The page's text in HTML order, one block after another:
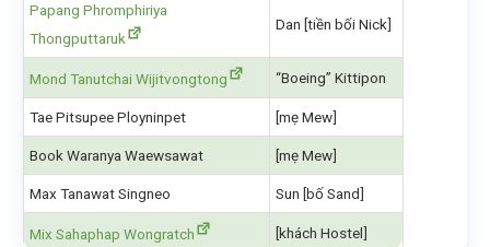
Papang Phromphiriya
Thongputtaruk
Dan [tiền bối Nick]
Mond Tanutchai Wijitvongtong “Boeing” Kittipon
Tae Pitsupee Ployninpet [mẹ Mew]
Book Waranya Waewsawat [mẹ Mew]
Max Tanawat Singneo Sun [bố Sand]
Mix Sahaphap Wongratch [khách Hostel]